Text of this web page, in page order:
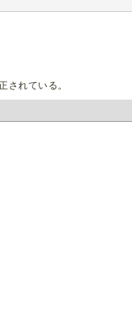
されている。